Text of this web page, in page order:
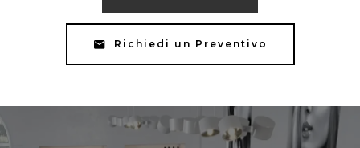
Richiedi un Preventivo